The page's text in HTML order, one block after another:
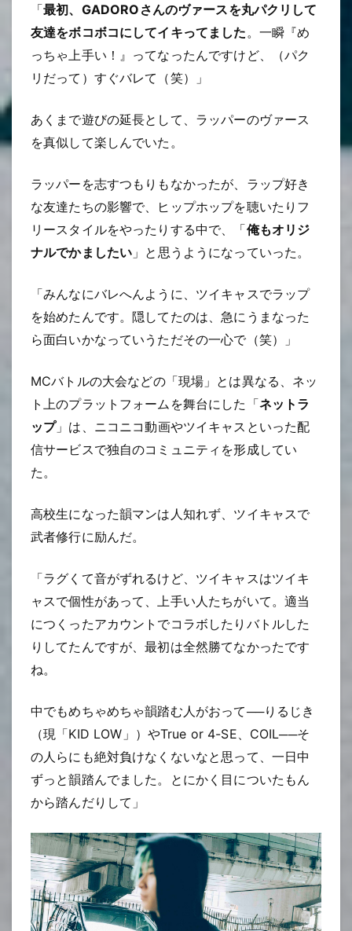
「最初、GADOROさんのヴァースを丸パクリして
友達をボコボコにしてイキってました 。一瞬『め
っちゃ上手い！』ってなったんですけど、（パク
リだって）すぐバレて（笑）」
あくまで遊びの延長として、ラッパーのヴァース
を真似して楽しんでいた。
ラッパーを志すつもりもなかったが、ラップ好き
な友達たちの影響で、ヒップホップを聴いたりフ
リースタイルをやったりする中で、「俺もオリジ
ナルでかましたい 」と思うようになっていった。
「みんなにバレへんように、ツイキャスでラップ
を始めたんです。隠してたのは、急にうまなった
ら面白いかなっていうただその一心で（笑）」
MCバトルの大会などの「現場」とは異なる、ネッ
ト上のプラットフォームを舞台にした「ネットラ
ップ」は、ニコニコ動画やツイキャスといった配
信サービスで独自のコミュニティを形成してい
た。
高校生になった韻マンは人知れず、ツイキャスで
武者修行に励んだ。
「ラグくて音がずれるけど、ツイキャスはツイキ
ャスで個性があって、上手い人たちがいて。適当
につくったアカウントでコラボしたりバトルした
りしてたんですが、最初は全然勝てなかったです
ね。
中でもめちゃめちゃ韻踏む人がおって──りるじき
（現「KID LOW」）やTrue or 4-SE、COIL──そ
の人らにも絶対負けなくないなと思って、一日中
ずっと韻踏んでました。とにかく目についたもん
から踏んだりして」